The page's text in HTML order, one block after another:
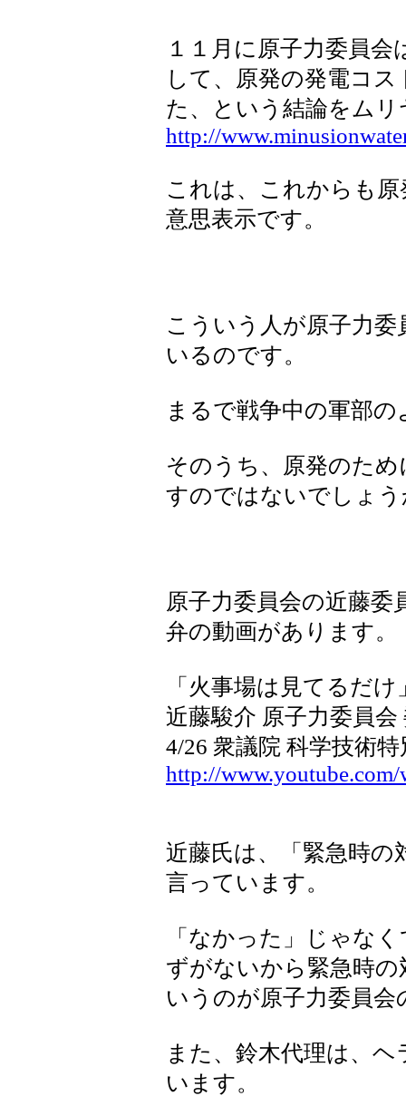
１１月に原子力委員
して、原発の発電コ
た、という結論をム
http://
これは、これからも
意思表示です。
こういう人が原子力
いるのです。
まるで戦争中の軍部
そのうち、原発のた
すのではないでしょう
原子力委員会の近藤委
弁の動画があります。
「火事場は見てるだ
近藤駿介 原子力委員会
4/26 衆議院 科学技術
http://
近藤氏は、「緊急時の
言っています。
「なかった」じゃな
ずがないから緊急時
いうのが原子力委員
また、鈴木代理は、
います。